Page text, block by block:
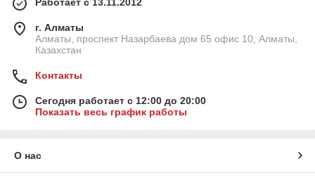
Работает с 13.11.2012
г. Алматы
Алматы, проспект Назарбаева дом 65 офис 10, Алматы,
Казахстан
Контакты
Сегодня работает с 12:00 до 20:00
Показать весь график работы
О нас